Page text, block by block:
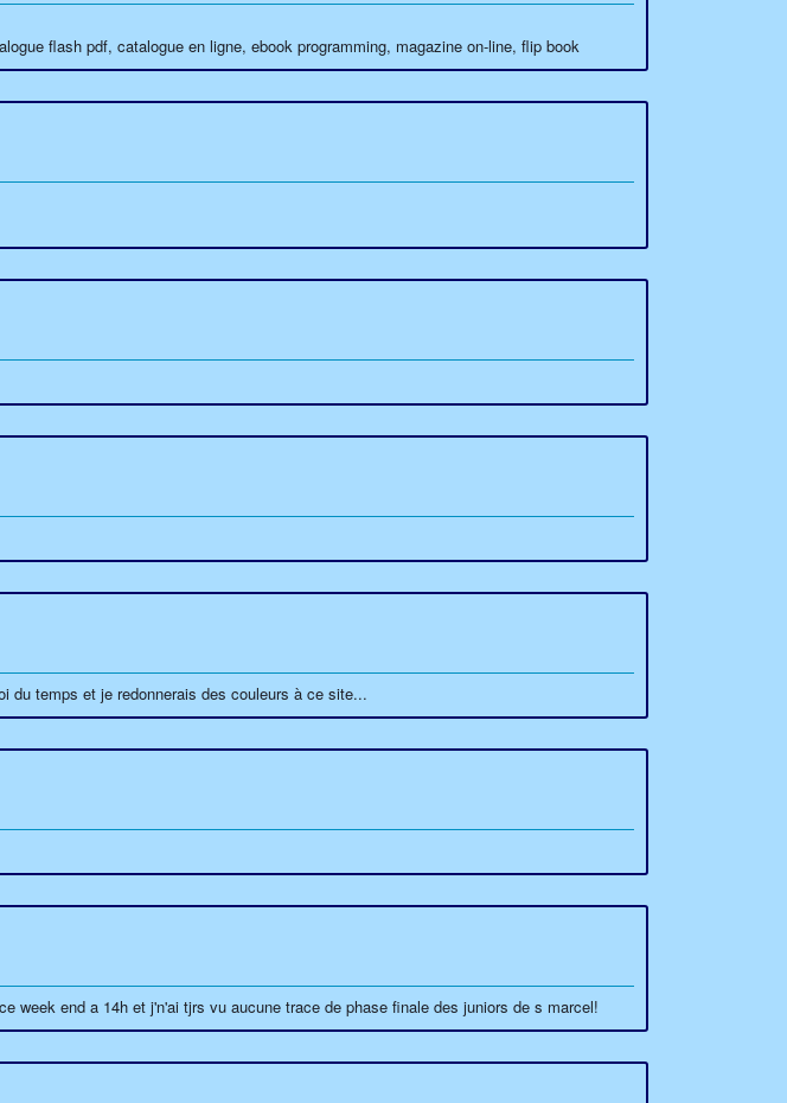
flash pdf, catalogue en ligne, ebook programming, magazine on-line, flip book
du temps et je redonnerais des couleurs à ce site...
week end a 14h et j'n'ai tjrs vu aucune trace de phase finale des juniors de s marcel!